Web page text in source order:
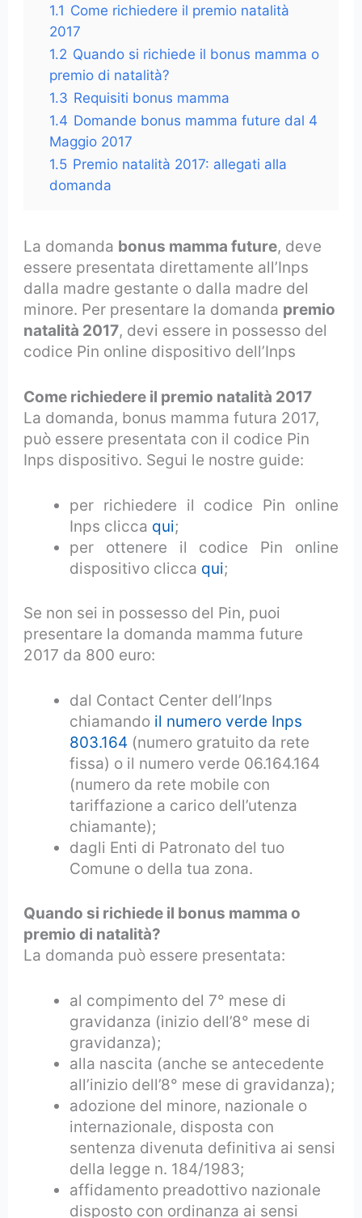
1.1 Come richiedere il premio natalità
2017
1.2 Quando si richiede il bonus mamma o
premio di natalità?
1.3 Requisiti bonus mamma
1.4 Domande bonus mamma future dal 4
Maggio 2017
1.5 Premio natalità 2017: allegati alla
domanda
La domanda bonus mamma future, deve
essere presentata direttamente all’Inps
dalla madre gestante o dalla madre del
minore. Per presentare la domanda premio
natalità 2017, devi essere in possesso del
codice Pin online dispositivo dell’Inps
Come richiedere il premio natalità 2017
La domanda, bonus mamma futura 2017,
può essere presentata con il codice Pin
Inps dispositivo. Segui le nostre guide:
per richiedere il codice Pin online
Inps clicca qui;
per ottenere il codice Pin online
dispositivo clicca qui;
Se non sei in possesso del Pin, puoi
presentare la domanda mamma future
2017 da 800 euro:
dal Contact Center dell’Inps
chiamando il numero verde Inps
803.164 (numero gratuito da rete
fissa) o il numero verde 06.164.164
(numero da rete mobile con
tariffazione a carico dell’utenza
chiamante);
dagli Enti di Patronato del tuo
Comune o della tua zona.
Quando si richiede il bonus mamma o
premio di natalità?
La domanda può essere presentata:
al compimento del 7° mese di
gravidanza (inizio dell’8° mese di
gravidanza);
alla nascita (anche se antecedente
all’inizio dell’8° mese di gravidanza);
adozione del minore, nazionale o
internazionale, disposta con
sentenza divenuta definitiva ai sensi
della legge n. 184/1983;
affidamento preadottivo nazionale
disposto con ordinanza ai sensi